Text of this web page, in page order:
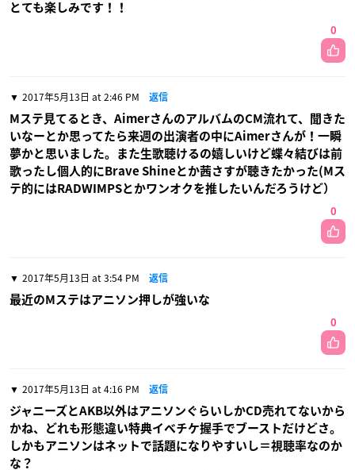
とても楽しみです！！
0
2017年5月13日 at 2:46 PM 返信
Mステ見てるとき、AimerさんのアルバムのCM流れて、聞きた
いなーとか思ってたら来週の出演者の中にAimerさんが！一瞬
夢かと思いました。また生歌聴けるの嬉しいけど蝶々結びは前
歌ったし個人的にBrave Shineとか茜さすが聴きたかった(Mス
テ的にはRADWIMPSとかワンオクを推したいんだろうけど）
0
2017年5月13日 at 3:54 PM 返信
最近のMステはアニソン押しが強いな
0
2017年5月13日 at 4:16 PM 返信
ジャニーズとAKB以外はアニソンぐらいしかCD売れてないから
かね、どれも形態違い特典イベチケ握手でブーストだけどさ。
しかもアニソンはネットで話題になりやすいし＝視聴率なのか
な？